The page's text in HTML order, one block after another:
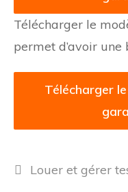
Télécharger le
permet d’avoir une
Télécharger
Catégories
Louer et gérer